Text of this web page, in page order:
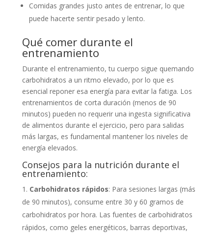
Comidas grandes justo antes de entrenar, lo que
puede hacerte sentir pesado y lento.
Qué comer durante el
entrenamiento
Durante el entrenamiento, tu cuerpo sigue quemando
carbohidratos a un ritmo elevado, por lo que es
esencial reponer esa energía para evitar la fatiga. Los
entrenamientos de corta duración (menos de 90
minutos) pueden no requerir una ingesta significativa
de alimentos durante el ejercicio, pero para salidas
más largas, es fundamental mantener los niveles de
energía elevados.
Consejos para la nutrición durante el
entrenamiento:
Carbohidratos rápidos: Para sesiones largas (más
de 90 minutos), consume entre 30 y 60 gramos de
carbohidratos por hora. Las fuentes de carbohidratos
rápidos, como geles energéticos, barras deportivas,